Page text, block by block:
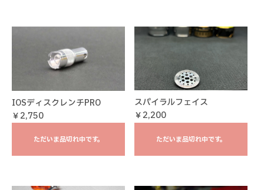
IOSディスクレンチPRO
￥2,750
ただいま品切れ中です。
スパイラルフェイス
￥2,200
ただいま品切れ中です。